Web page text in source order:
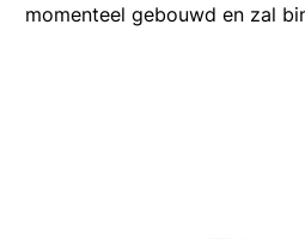
momenteel gebouwd en zal